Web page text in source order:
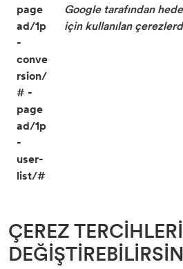
page
ad/1p
-
conve
rsion/
# -
page
ad/1p
-
user-
list/#
Google tarafından
için kullanılan
ÇEREZ